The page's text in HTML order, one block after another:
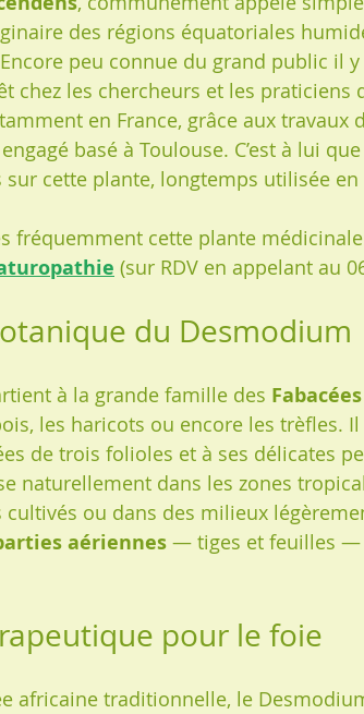
des régions équatoriales
Encore peu connue du grand public il
chez les chercheurs et les praticiens
en France, grâce aux travaux
basé à Toulouse. C’est à lui
cette plante, longtemps utilisée
fréquemment cette plante
(sur RDV en appelant au
du Desmodium
à la grande famille des Fabacées
les haricots ou encore les trèfles.
de trois folioles et à ses délicates
naturellement dans les zones
ou dans des milieux
aériennes — tiges et feuilles —
pour le foie
africaine traditionnelle, le